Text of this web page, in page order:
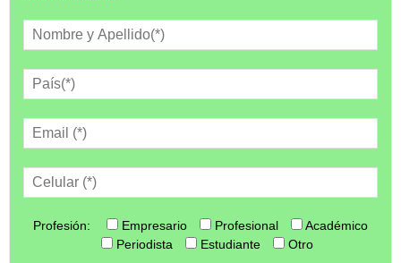
Profesión: Empresario Profesional
Académico
Periodista
Estudiante Otro